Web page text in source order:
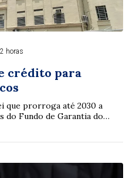
horas
crédito para
que prorroga até 2030 a
do Fundo de Garantia do